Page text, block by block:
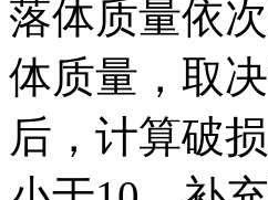
落体质量依
体质量，取
后，计算破